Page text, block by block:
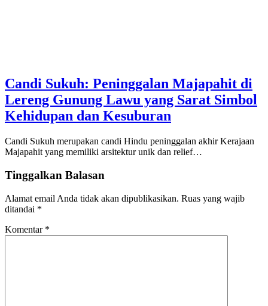
Candi Sukuh: Peninggalan Majapahit di
Lereng Gunung Lawu yang Sarat Simbol
Kehidupan dan Kesuburan
Candi Sukuh merupakan candi Hindu peninggalan akhir Kerajaan
Majapahit yang memiliki arsitektur unik dan relief…
Tinggalkan Balasan
Alamat email Anda tidak akan dipublikasikan. Ruas yang wajib
ditandai *
Komentar *